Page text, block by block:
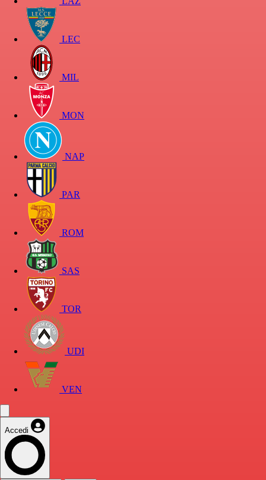
LEC
MIL
MON
NAP
PAR
ROM
SAS
TOR
UDI
VEN
Accedi